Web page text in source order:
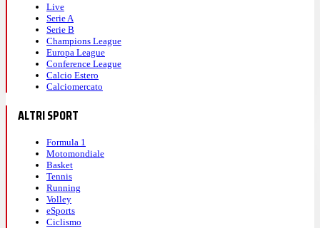
Live
Serie A
Serie B
Champions League
Europa League
Conference League
Calcio Estero
Calciomercato
ALTRI SPORT
Formula 1
Motomondiale
Basket
Tennis
Running
Volley
eSports
Ciclismo